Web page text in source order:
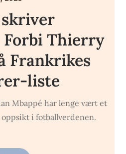
Thierry
Frankrikes
liste
Mbappé har lenge vært et
i fotballverdenen.